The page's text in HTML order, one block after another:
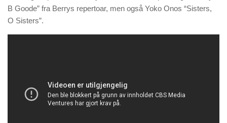
B Goode” fra Berrys repertoar, men også Yoko Onos “Sisters,
O Sisters”.